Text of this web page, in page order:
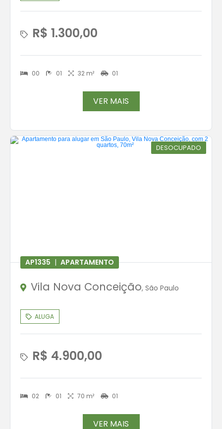
R$ 1.300,00
00 01 32 m² 01
VER MAIS
DESOCUPADO
AP1335 | APARTAMENTO
Vila Nova Conceição, São Paulo
ALUGA
R$ 4.900,00
02 01 70 m² 01
VER MAIS